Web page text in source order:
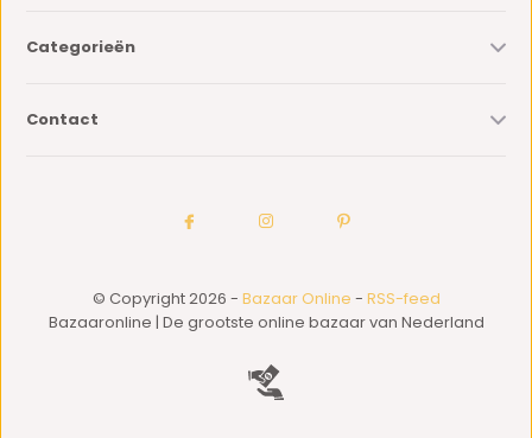
Categorieën
Contact
© Copyright 2026 - Bazaar Online - RSS-feed
Bazaaronline | De grootste online bazaar van Nederland